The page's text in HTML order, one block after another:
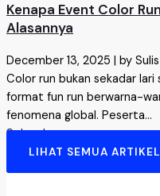
Kenapa Event Color
Alasannya
December 13, 2025 | by Sulis
Color run bukan sekadar
format fun run berwarna-
fenomena global. Peserta...
Selengkapnya →
LIHAT SEMUA